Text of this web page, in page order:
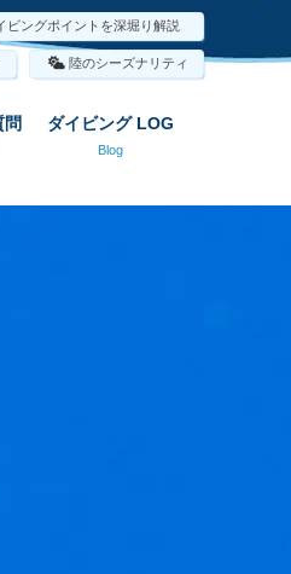
問 ダイビング LOG
Blog
ビングポイントを深堀り解説
陸のシーズナリティ